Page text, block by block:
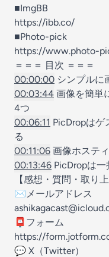
■ImgBB
https://ibb.co/
■Photo-pick
https://www.photo-
＝＝＝ 目次 ＝＝＝
00:00:00 シンプルに
00:03:44 画像を簡単
4つ
00:06:11 PicDropはゲ
る
00:11:06 画像ホステ
00:13:46 PicDropは
【感想・質問・取り
✉️メールアドレス
📮フォーム
https://
💬 X（Twitter）